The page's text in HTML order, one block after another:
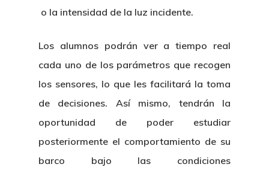
o la intensidad de la luz incidente.
Los alumnos podrán ver a tiempo real
cada uno de los parámetros que recogen
los sensores, lo que les facilitará la toma
de decisiones. Así mismo, tendrán la
oportunidad de poder estudiar
posteriormente el comportamiento de su
barco bajo las condiciones